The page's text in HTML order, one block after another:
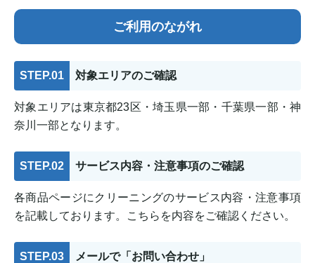
ご利用のながれ
STEP.01 対象エリアのご確認
対象エリアは東京都23区・埼玉県一部・千葉県一部・神
奈川一部となります。
STEP.02 サービス内容・注意事項のご確認
各商品ページにクリーニングのサービス内容・注意事項
を記載しております。こちらを内容をご確認ください。
STEP.03 メールで「お問い合わせ」